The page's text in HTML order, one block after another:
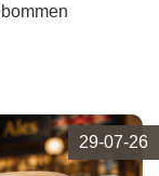
29-07-26